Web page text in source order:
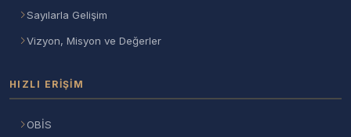
Sayılarla Gelişim
Vizyon, Misyon ve Değerler
HIZLI ERIŞIM
OBİS